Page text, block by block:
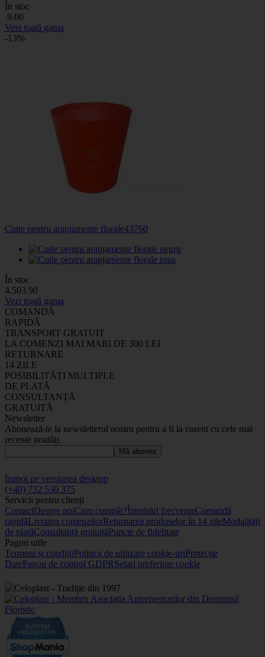
În stoc
9.00
Vezi toată gama
-13%
Cutie pentru aranjamente florale43760
În stoc
4.503.90
Vezi toată gama
COMANDĂ
RAPIDĂ
TRANSPORT GRATUIT
LA COMENZI MAI MARI DE 300 LEI
RETURNARE
14 ZILE
POSIBILITĂȚI MULTIPLE
DE PLATĂ
CONSULTANȚĂ
GRATUITĂ
Newsletter
Abonează-te la newsletterul nostru pentru a fi la curent cu cele mai
recente noutăți.
Mă abonez
înapoi pe versiunea desktop
(+40) 732 530 375
Servicii pentru clienți
ContactDespre noiCum cumpăr?Întrebări frecventeComandă
rapidăLivrarea comenzilorReturnarea produselor în 14 zileModalități
de platăConsultanță gratuităPuncte de fidelitate
Pagini utile
Termeni și condițiiPolitica de utilizare cookie-uriProtecție
DatePanou de control GDPRSetari preferinte cookie